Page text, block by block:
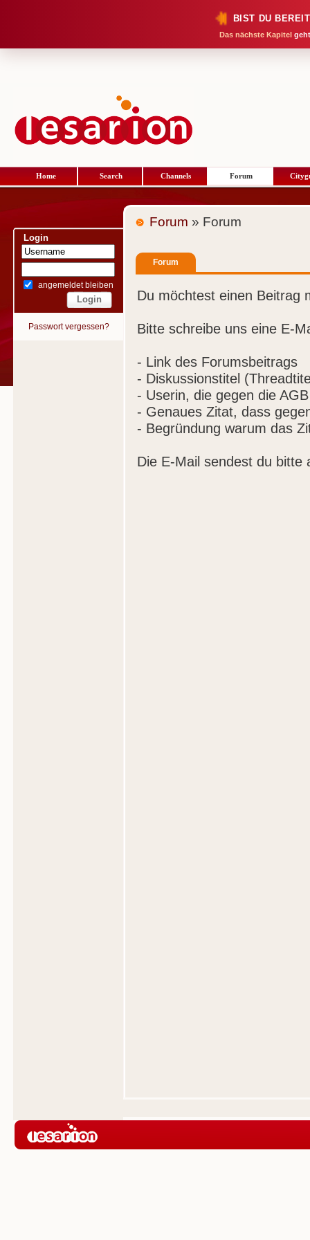
BIST DU
Das nächste Kapitel
Home Search Channels Forum
Login
angemeldet bleiben
Passwort vergessen?
Forum » Forum
Forum
Du möchtest einen Beitrag
Bitte schreibe uns eine E-
- Link des Forumsbeitrags
- Diskussionstitel
- Userin, die gegen die
- Genaues Zitat, dass
- Begründung warum das
Die E-Mail sendest du bitte